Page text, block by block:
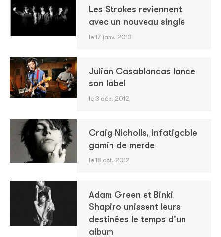
Les Strokes reviennent
avec un nouveau single
le 17 janv. 2013
Julian Casablancas lance
son label
le 3 déc. 2012
Craig Nicholls, infatigable
gamin de merde
le 18 oct. 2012
Adam Green et Binki
Shapiro unissent leurs
destinées le temps d'un
album